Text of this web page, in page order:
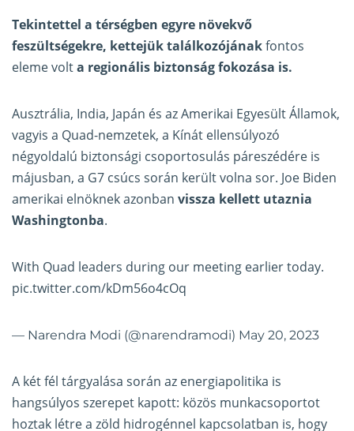
Tekintettel a térségben egyre növekvő
feszültségekre, kettejük találkozójánakfontos
eleme volta regionális biztonság fokozása is.
Ausztrália, India, Japán és az Amerikai Egyesült Államok,
vagyis a Quad-nemzetek, a Kínát ellensúlyozó
négyoldalú biztonsági csoportosulás páreszédére is
májusban, a G7 csúcs során került volna sor. Joe Biden
amerikai elnöknek azonban vissza kellett utaznia
Washingtonba.
With Quad leaders during our meeting earlier today.
pic.twitter.com/kDm56o4cOq
— Narendra Modi (@narendramodi) May 20, 2023
A két fél tárgyalása során az energiapolitika is
hangsúlyos szerepet kapott: közös munkacsoportot
hoztak létre a zöld hidrogénnel kapcsolatban is, hogy